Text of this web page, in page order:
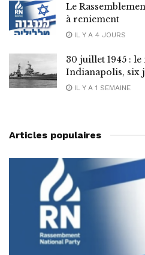
Le
à reniement
IL Y A 4 JOURS
30 juillet 1945 : le
Indianapolis, six
IL Y A 1 SEMAINE
Articles populaires